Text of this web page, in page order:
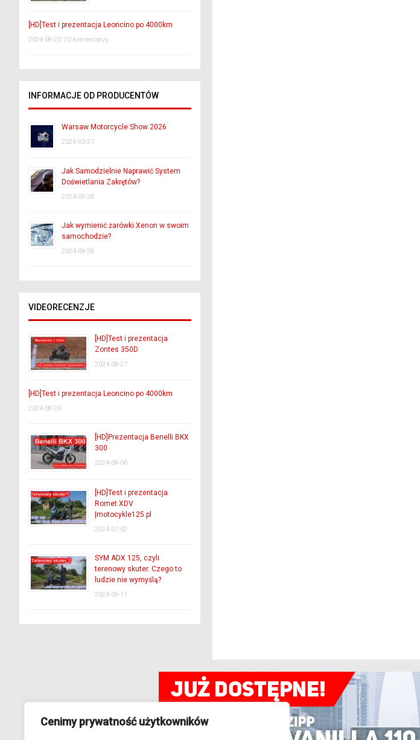
Cenimy prywatność użytkowników
[HD]Test i prezentacja Leoncino po 4000km
2024-08-20 20 komentarzy
INFORMACJE OD PRODUCENTÓW
Warsaw Motorcycle Show 2026
2026-03-27
Jak Samodzielnie Naprawić System
Doświetlania Zakrętów?
2024-09-28
Jak wymienić żarówki Xenon w swoim
samochodzie?
2024-09-28
VIDEORECENZJE
[HD]Test i prezentacja
Zontes 350D
2024-08-27
[HD]Test i prezentacja Leoncino po 4000km
2024-08-20
[HD]Prezentacja Benelli BKX
300
2024-08-06
[HD]Test i prezentacja
Romet XDV
|motocykle125.pl
2024-07-02
SYM ADX 125, czyli
terenowy skuter. Czego to
ludzie nie wymyślą?
2024-06-11